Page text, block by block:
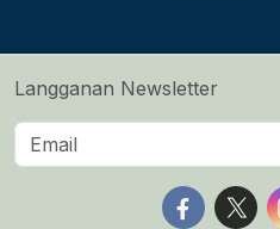
Langganan Newsletter
Follow